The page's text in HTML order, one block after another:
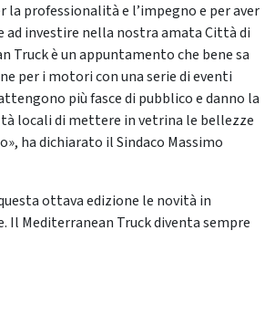
la professionalità e l’impegno e per aver
ad investire nella nostra amata Città di
Truck è un appuntamento che bene sa
per i motori con una serie di eventi
più fasce di pubblico e danno la
locali di mettere in vetrina le bellezze
ha dichiarato il Sindaco Massimo
ottava edizione le novità in
Il Mediterranean Truck diventa sempre